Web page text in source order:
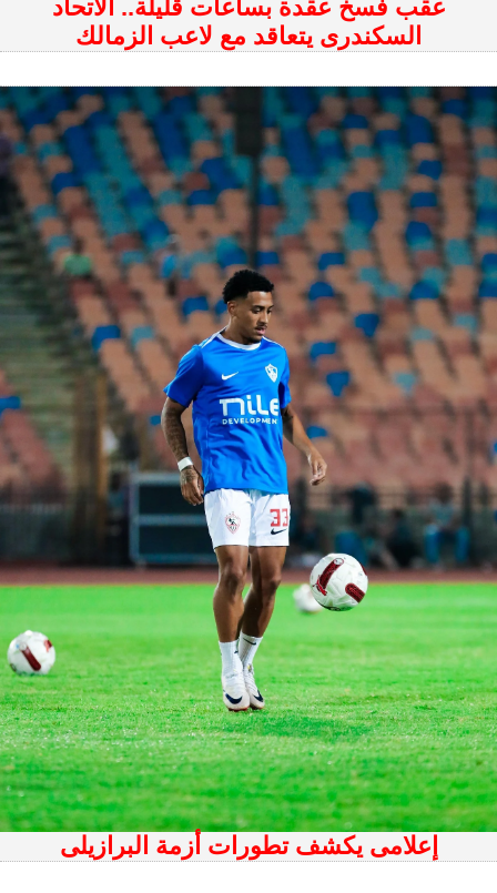
عقب فسخ عقدة بساعات قليلة.. الاتحاد
السكندرى يتعاقد مع لاعب الزمالك
إعلامى يكشف تطورات أزمة البرازيلى